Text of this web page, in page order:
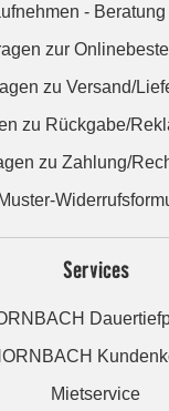
-
zur
zu Versand/
zu Rückgabe/
zu Zahlung/
Muster-
Services
Mietservice